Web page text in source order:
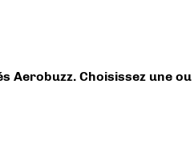
Aerobuzz. Choisissez une